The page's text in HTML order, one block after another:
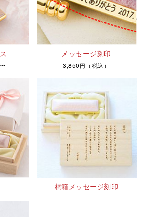
メッセージ刻印
3,850円（税込）
桐箱メッセージ刻印